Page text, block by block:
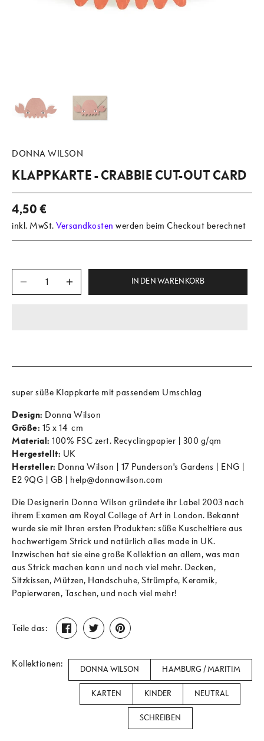
DONNA WILSON
KLAPPKARTE - CRABBIE CUT-OUT CARD
4,50 €
inkl. MwSt. Versandkosten werden beim Checkout berechnet
IN DEN WARENKORB
super süße Klappkarte mit passendem Umschlag
Design: Donna Wilson
Größe: 15 x 14 cm
Material: 100% FSC zert. Recyclingpapier | 300 g/qm
Hergestellt: UK
Hersteller: Donna Wilson | 17 Punderson's Gardens | ENG |
E2 9QG | GB | help@donnawilson.com
Die Designerin Donna Wilson gründete ihr Label 2003 nach
ihrem Examen am Royal College of Art in London. Bekannt
wurde sie mit Ihren ersten Produkten: süße Kuscheltiere aus
hochwertigem Strick und natürlich alles made in UK.
Inzwischen hat sie eine große Kollektion an allem, was man
aus Strick machen kann und noch viel mehr. Decken,
Sitzkissen, Mützen, Handschuhe, Strümpfe, Keramik,
Papierwaren, Taschen, und noch viel mehr!
Teile das: Teilen TwitternPinnen
Kollektionen:
DONNA WILSON HAMBURG / MARITIM
KARTEN KINDER NEUTRAL
SCHREIBEN